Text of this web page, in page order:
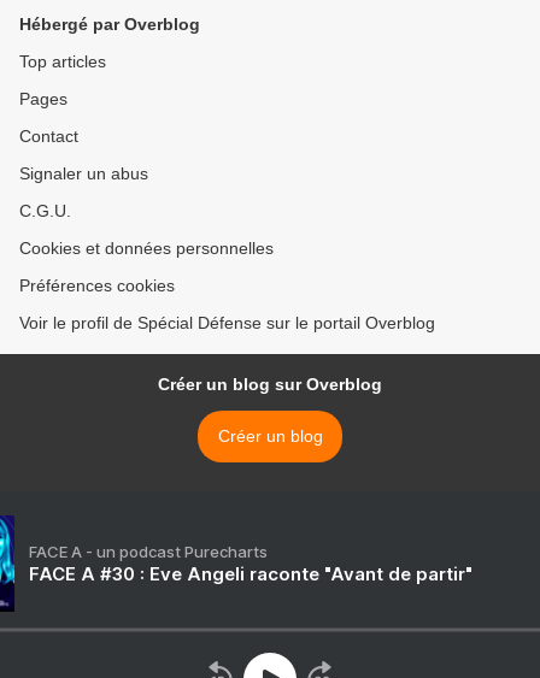
Hébergé par Overblog
Top articles
Pages
Contact
Signaler un abus
C.G.U.
Cookies et données personnelles
Préférences cookies
Voir le profil de Spécial Défense sur le portail Overblog
Créer un blog sur Overblog
Créer un blog
FACE A - un podcast Purecharts
FACE A #30 : Eve Angeli raconte "Avant de partir"